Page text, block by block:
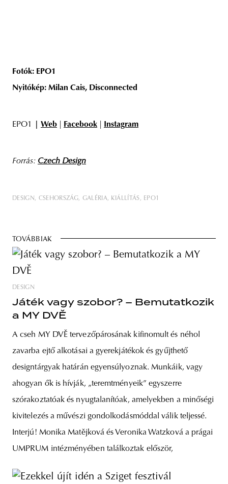
Fotók: EPO1
Nyitókép: Milan Cais, Disconnected
EPO1 Web Facebook Instagram
Forrás: Czech Design
DESIGN CSEHORSZÁG GALÉRIA KIÁLLÍTÁS EPO1
TOVÁBBIAK
DESIGN
Játék vagy szobor? – Bemutatkozik
a MY DVĚ
A cseh MY DVĚ tervezőpárosának kifinomult és néhol
zavarba ejtő alkotásai a gyerekjátékok és gyűjthető
designtárgyak határán egyensúlyoznak. Munkáik, vagy
ahogyan ők is hívják, „teremtményeik” egyszerre
szórakoztatóak és nyugtalanítóak, amelyekben a minőségi
kivitelezés a művészi gondolkodásmóddal válik teljessé.
Interjú! Monika Matějková és Veronika Watzková a prágai
UMPRUM intézményében találkoztak először,